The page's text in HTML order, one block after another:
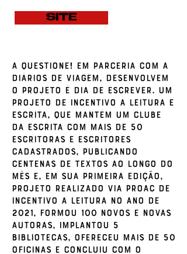
SITE
A QUESTIONE! em parceria com a
Diários de Viagem, desenvolvem
o projeto É DIA DE ESCREVER. Um
projeto de incentivo a leitura e
escrita, que mantém um Clube
da Escrita com mais de 50
escritoras e escritores
cadastrados, publicando
centenas de textos ao longo do
mês e, em sua primeira edição,
projeto realizado via PROAC de
incentivo a leitura no ano de
2021, formou 100 novos e novas
autoras, implantou 5
bibliotecas, ofereceu mais de 50
oficinas e concluiu com o